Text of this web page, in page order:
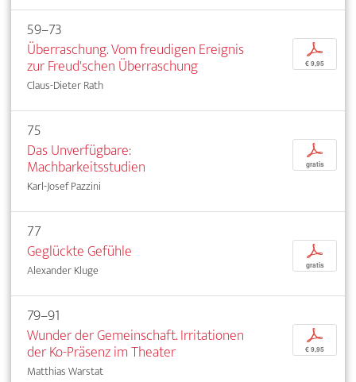
59–73
Überraschung. Vom freudigen Ereignis
zur Freud'schen Überraschung
Claus-Dieter Rath
p
€ 9,95
75
Das Unverfügbare:
Machbarkeitsstudien
Karl-Josef Pazzini
p
gratis
77
Geglückte Gefühle
Alexander Kluge
p
gratis
79–91
Wunder der Gemeinschaft. Irritationen
der Ko-Präsenz im Theater
Matthias Warstat
p
€ 9,95